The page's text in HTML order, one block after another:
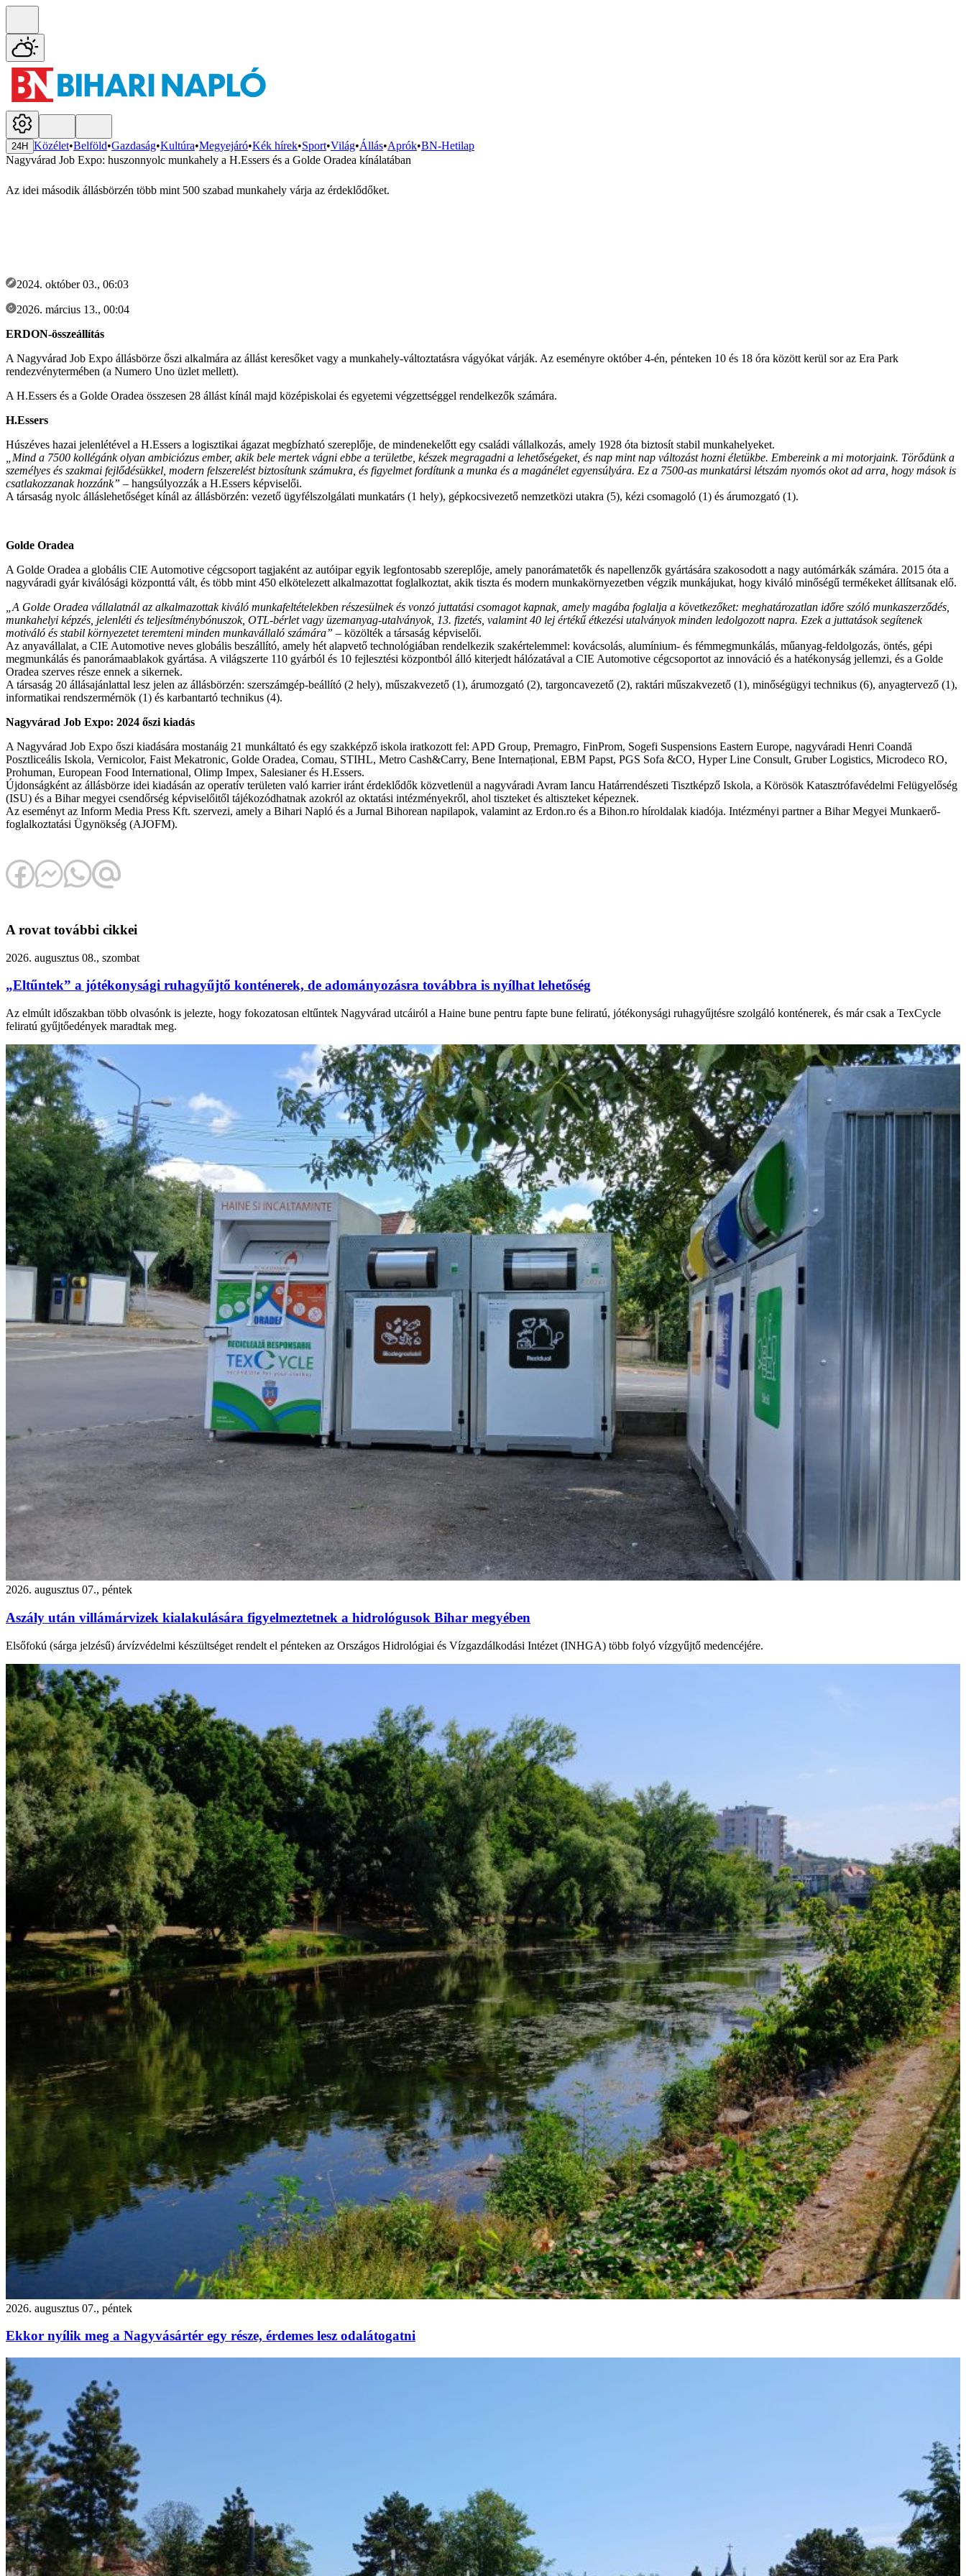
24H Közélet•Belföld•Gazdaság•Kultúra•Megyejáró•Kék hírek•Sport•Világ•Állás•Aprók•BN-Hetilap
Nagyvárad Job Expo: huszonnyolc munkahely a H.Essers és a Golde Oradea kínálatában
Az idei második állásbörzén több mint 500 szabad munkahely várja az érdeklődőket.
2024. október 03., 06:03
2026. március 13., 00:04
ERDON-összeállítás
A Nagyvárad Job Expo állásbörze őszi alkalmára az állást keresőket vagy a munkahely-változtatásra vágyókat várják. Az eseményre október 4-én, pénteken 10 és 18 óra között kerül sor az Era Park
rendezvénytermében (a Numero Uno üzlet mellett).
A H.Essers és a Golde Oradea összesen 28 állást kínál majd középiskolai és egyetemi végzettséggel rendelkezők számára.
H.Essers
Húszéves hazai jelenlétével a H.Essers a logisztikai ágazat megbízható szereplője, de mindenekelőtt egy családi vállalkozás, amely 1928 óta biztosít stabil munkahelyeket.
„Mind a 7500 kollégánk olyan ambiciózus ember, akik bele mertek vágni ebbe a területbe, készek megragadni a lehetőségeket, és nap mint nap változást hozni életükbe. Embereink a mi motorjaink. Törődünk a
személyes és szakmai fejlődésükkel, modern felszerelést biztosítunk számukra, és figyelmet fordítunk a munka és a magánélet egyensúlyára. Ez a 7500-as munkatársi létszám nyomós okot ad arra, hogy mások is
csatlakozzanak hozzánk” – hangsúlyozzák a H.Essers képviselői.
A társaság nyolc álláslehetőséget kínál az állásbörzén: vezető ügyfélszolgálati munkatárs (1 hely), gépkocsivezető nemzetközi utakra (5), kézi csomagoló (1) és árumozgató (1).
Golde Oradea
A Golde Oradea a globális CIE Automotive cégcsoport tagjaként az autóipar egyik legfontosabb szereplője, amely panorámatetők és napellenzők gyártására szakosodott a nagy autómárkák számára. 2015 óta a
nagyváradi gyár kiválósági központtá vált, és több mint 450 elkötelezett alkalmazottat foglalkoztat, akik tiszta és modern munkakörnyezetben végzik munkájukat, hogy kiváló minőségű termékeket állítsanak elő.
„A Golde Oradea vállalatnál az alkalmazottak kiváló munkafeltételekben részesülnek és vonzó juttatási csomagot kapnak, amely magába foglalja a következőket: meghatározatlan időre szóló munkaszerződés,
munkahelyi képzés, jelenléti és teljesítménybónuszok, OTL-bérlet vagy üzemanyag-utalványok, 13. fizetés, valamint 40 lej értékű étkezési utalványok minden ledolgozott napra. Ezek a juttatások segítenek
motiváló és stabil környezetet teremteni minden munkavállaló számára” – közölték a társaság képviselői.
Az anyavállalat, a CIE Automotive neves globális beszállító, amely hét alapvető technológiában rendelkezik szakértelemmel: kovácsolás, alumínium- és fémmegmunkálás, műanyag-feldolgozás, öntés, gépi
megmunkálás és panorámaablakok gyártása. A világszerte 110 gyárból és 10 fejlesztési központból álló kiterjedt hálózatával a CIE Automotive cégcsoportot az innováció és a hatékonyság jellemzi, és a Golde
Oradea szerves része ennek a sikernek.
A társaság 20 állásajánlattal lesz jelen az állásbörzén: szerszámgép-beállító (2 hely), műszakvezető (1), árumozgató (2), targoncavezető (2), raktári műszakvezető (1), minőségügyi technikus (6), anyagtervező (1),
informatikai rendszermérnök (1) és karbantartó technikus (4).
Nagyvárad Job Expo: 2024 őszi kiadás
A Nagyvárad Job Expo őszi kiadására mostanáig 21 munkáltató és egy szakképző iskola iratkozott fel: APD Group, Premagro, FinProm, Sogefi Suspensions Eastern Europe, nagyváradi Henri Coandă
Posztliceális Iskola, Vernicolor, Faist Mekatronic, Golde Oradea, Comau, STIHL, Metro Cash&Carry, Bene Internațional, EBM Papst, PGS Sofa &CO, Hyper Line Consult, Gruber Logistics, Microdeco RO,
Prohuman, European Food International, Olimp Impex, Salesianer és H.Essers.
Újdonságként az állásbörze idei kiadásán az operatív területen való karrier iránt érdeklődők közvetlenül a nagyváradi Avram Iancu Határrendészeti Tisztképző Iskola, a Körösök Katasztrófavédelmi Felügyelőség
(ISU) és a Bihar megyei csendőrség képviselőitől tájékozódhatnak azokról az oktatási intézményekről, ahol tiszteket és altiszteket képeznek.
Az eseményt az Inform Media Press Kft. szervezi, amely a Bihari Napló és a Jurnal Bihorean napilapok, valamint az Erdon.ro és a Bihon.ro híroldalak kiadója. Intézményi partner a Bihar Megyei Munkaerő-
foglalkoztatási Ügynökség (AJOFM).
A rovat további cikkei
2026. augusztus 08., szombat
„Eltűntek” a jótékonysági ruhagyűjtő konténerek, de adományozásra továbbra is nyílhat lehetőség
Az elmúlt időszakban több olvasónk is jelezte, hogy fokozatosan eltűntek Nagyvárad utcáiról a Haine bune pentru fapte bune feliratú, jótékonysági ruhagyűjtésre szolgáló konténerek, és már csak a TexCycle
feliratú gyűjtőedények maradtak meg.
2026. augusztus 07., péntek
Aszály után villámárvizek kialakulására figyelmeztetnek a hidrológusok Bihar megyében
Elsőfokú (sárga jelzésű) árvízvédelmi készültséget rendelt el pénteken az Országos Hidrológiai és Vízgazdálkodási Intézet (INHGA) több folyó vízgyűjtő medencéjére.
2026. augusztus 07., péntek
Ekkor nyílik meg a Nagyvásártér egy része, érdemes lesz odalátogatni